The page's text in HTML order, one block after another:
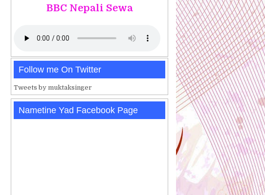
BBC Nepali Sewa
Follow me On Twitter
Tweets by muktaksinger
Nametine Yad Facebook Page